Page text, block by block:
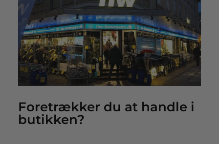
Foretrækker du at handle i
butikken?